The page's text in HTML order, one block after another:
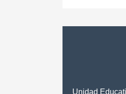
Unidad